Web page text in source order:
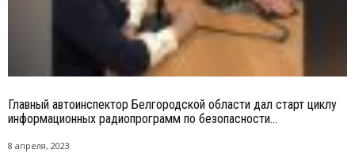
Главный автоинспектор Белгородской области дал старт циклу
информационных радиопрограмм по безопасности...
8 апреля, 2023